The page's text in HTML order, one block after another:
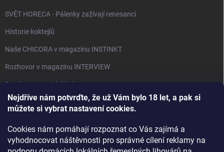
Nejdříve nám potvrďte, že už Vám bylo 18 let, a pak si
můžete si vybrat nastavení cookies.
Cookies nám pomáhají rozpoznat co Vás zajímá a
vyhodnocovat náštěvnosti pro správné cílení reklamy na
SVĚT HORECA - Pálenky zažívají renesanci
Historie koktejlů
Naše CHICORA v magazínu INSTINKT
Rozhovor v magazínu INTERVIEW
Bourbon, americká krása.
Napsali v TÝDNU o naší práci
Rozhovor s DESTILERKA.CZ v magazínu DRINKING-CAT